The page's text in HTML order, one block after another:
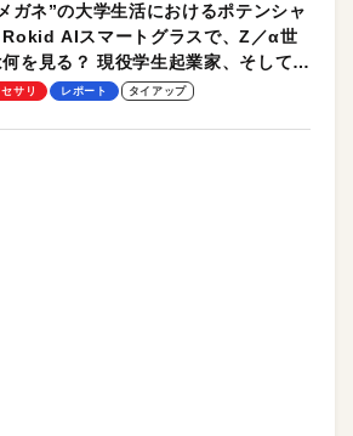
ガネ”の大学生活におけるポテンシャ
Rokid AIスマートグラスで、Z／α世
を見る？ 現役学生起業家、そして教
る体験会レポート【PR】
サリ レポート タイアップ